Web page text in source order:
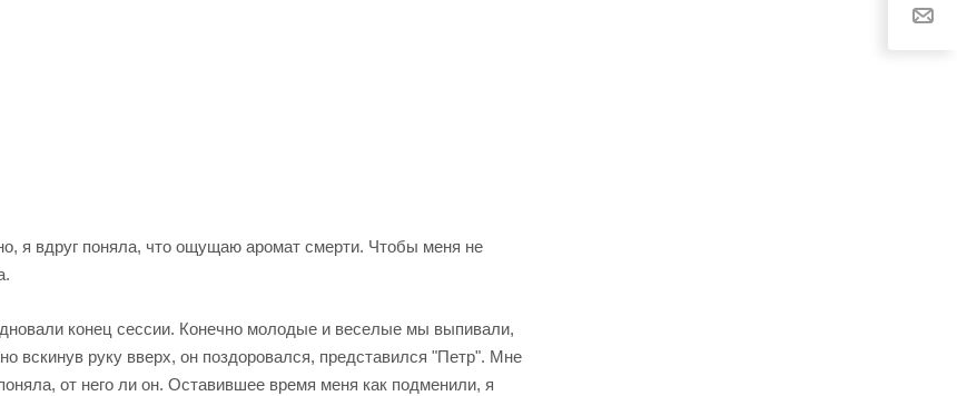
я вдруг поняла, что ощущаю аромат смерти. Чтобы меня не
конец сессии. Конечно молодые и веселые мы выпивали,
вскинув руку вверх, он поздоровался, представился "Петр". Мне
от него ли он. Оставившее время меня как подменили, я